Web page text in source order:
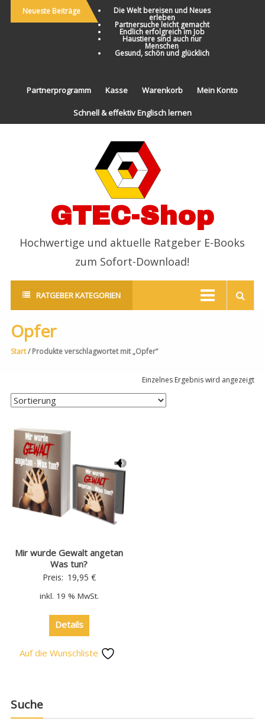
Neueste Beiträge Die Welt bereisen und Neues
erleben
Partnersuche leicht gemacht
Endlich erfolgreich im Job
Haustiere sind auch nur
Menschen
Gesund, schön und glücklich
Partnerprogramm Kasse Warenkorb Mein Konto
Schnell & effektiv Englisch lernen
GTEC-Shop
Hochwertige und aktuelle Ratgeber E-Books
zum Sofort-Download!
RATGEBER KATEGORIEN
Opfer
Start/ Produkte verschlagwortet mit „Opfer“
Einzelnes Ergebnis wird angezeigt
Mir wurde Gewalt angetan
Was tun?
Preis: 19,95 €
inkl. 19 % MwSt.
Details
Auf die Wunschliste
Suche